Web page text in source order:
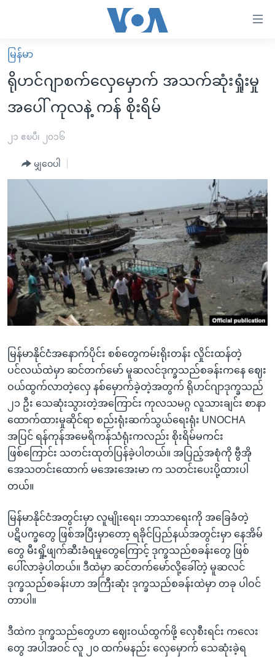
လွယ်ကူ
စေ
များ
အကြောင်းအရာ
ကြည့်
ရန်
ပင်မ
အ
ညွန်း
စာမျက်နှာ
သို့
ကျော်
ကြည့်
ရန်
နေရာ
သို့
ကျော်
မူလစာမျက်နှာ
မြန်မာ
ကမ္ဘာ့သတင်းများ
နိုင်ငံတကာ
အစ္စရေး-ပါလက်စတိုင်း
ဗွီဒီယို
ရပ်ဝန်းတခု လမ်းတခု အလွန်
အင်္ဂလိပ်စာလေ့လာမယ်
အမေရိကန်သုံးအီဒီယံ
မကြေးမုံရဲ့ အင်္ဂလိပ်စာ
ရုပ်ရှင်ထဲက အင်္ဂလိပ်စာ
သုတပဒေသာ အင်္ဂလိပ်စာ
အပတ်စဉ်ကဏ္ဍများ
ရေဒီယို
တီဗွီ
ရေဒီယိုနှင့်ရုပ်သံ အချက်အလက်များ
ရေဒီယို/တီဗွီအစီအစဉ်
Learning English
ဗွီအိုအေ လူမှုကွန်ယက်များ
ဘာသာစကားများ
မြန်မာ
ရိုဟင်ဂျာစက်လှေမှောက် အသက်ဆုံးရှုံးမှု
အပေါ် ကုလနဲ့ ကန် စိုးရိမ်
၂၁ ဧၿပီ၊ ၂၀၁၆
မျှဝေပါ
မြန်မာနိုင်ငံအနောက်ပိုင်း စစ်တွေကမ်းရိုးတန်း လှိုင်းထန်တဲ့
ပင်လယ်ထဲမှာ ဆင်တက်မော် မူဆလင်ဒုက္ခသည်စခန်းကနေ ဈေး
ဝယ်ထွက်လာတဲ့လှေ နစ်မှောက်ခဲ့တဲ့အတွက် ရိုဟင်ဂျာဒုက္ခသည်
၂၁ ဦး သေဆုံးသွားတဲ့အကြောင်း ကုလသမဂ္ဂ လူသားချင်း စာနာ
ထောက်ထားမှုဆိုင်ရာ စည်းရုံးဆက်သွယ်ရေးရုံး UNOCHA
အပြင် ရန်ကုန်အမေရိကန်သံရုံးကလည်း စိုးရိမ်မကင်း
ဖြစ်ကြောင်း သတင်းထုတ်ပြန်ခဲ့ပါတယ်။ အပြည့်အစုံကို ဗွီအို
အေသတင်းထောက် မအေးအေးမာ က သတင်းပေးပို့ထားပါ
တယ်။
မြန်မာနိုင်ငံအတွင်းမှာ လူမျိုးရေး၊ ဘာသာရေးကို အခြေခံတဲ့
ပဋိပက္ခတွေ ဖြစ်အပြီးမှာတော့ ရခိုင်ပြည်နယ်အတွင်းမှာ နေအိမ်
တွေ မီးရှို့ဖျက်ဆီးခံရမှုတွေကြောင့် ဒုက္ခသည်စခန်းတွေ ဖြစ်
ပေါ်လာခဲ့ပါတယ်။ ဒီထဲမှာ ဆင်တက်မော်လို့ခေါ်တဲ့ မူဆလင်
ဒုက္ခသည်စခန်းဟာ အကြီးဆုံး ဒုက္ခသည်စခန်းထဲမှာ တခု ပါဝင်
တာပါ။
ဒီထဲက ဒုက္ခသည်တွေဟာ ဈေးဝယ်ထွက်ဖို့ လှေစီးရင်း ကလေး
တွေ အပါအဝင် လူ ၂၀ ထက်မနည်း လှေမှောက် သေဆုံးခဲ့ရ